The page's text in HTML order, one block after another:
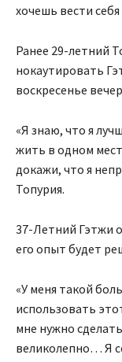
хочешь вести
Ранее 29-летний
нокаутировать
воскресенье
«Я знаю, что я
жить в одном
докажи, что я
Топурия.
37-Летний Гэтжи
его опыт будет
«У меня такой
использовать
мне нужно
великолепно… Я